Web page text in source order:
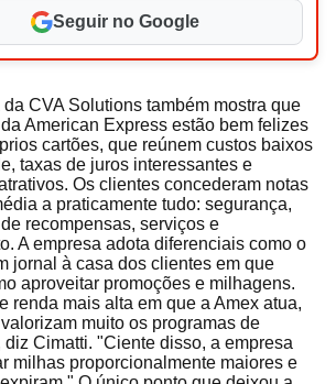
Seguir no Google
CVA Solutions também mostra que
American Express estão bem felizes
cartões, que reúnem custos baixos
taxas de juros interessantes e
Os clientes concederam notas
a praticamente tudo: segurança,
recompensas, serviços e
A empresa adota diferenciais como o
jornal à casa dos clientes em que
aproveitar promoções e milhagens.
renda mais alta em que a Amex atua,
muito os programas de
diz Cimatti. "Ciente disso, a empresa
milhas proporcionalmente maiores e